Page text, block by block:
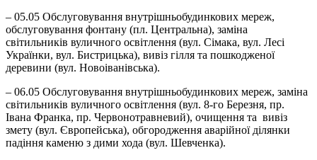
– 05.05 Обслуговування внутрішньобудинкових мереж,
обслуговування фонтану (пл. Центральна), заміна
світильників вуличного освітлення (вул. Сімака, вул. Лесі
Українки, вул. Бистрицька), вивіз гілля та пошкодженої
деревини (вул. Новоіванівська).
– 06.05 Обслуговування внутрішньобудинкових мереж, заміна
світильників вуличного освітлення (вул. 8-го Березня, пр.
Івана Франка, пр. Червонотравневий), очищення та вивіз
змету (вул. Європейська), обгородження аварійної ділянки
падіння каменю з дими хода (вул. Шевченка).